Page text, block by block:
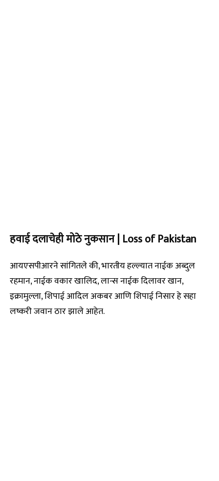
हवाई दलाचेही मोठे नुकसान | Loss of Pakistan
आयएसपीआरने सांगितले की, भारतीय हल्ल्यात नाईक अब्दुल
रहमान, नाईक वकार खालिद, लान्स नाईक दिलावर खान,
इक्रामुल्ला, शिपाई आदिल अकबर आणि शिपाई निसार हे सहा
लष्करी जवान ठार झाले आहेत.